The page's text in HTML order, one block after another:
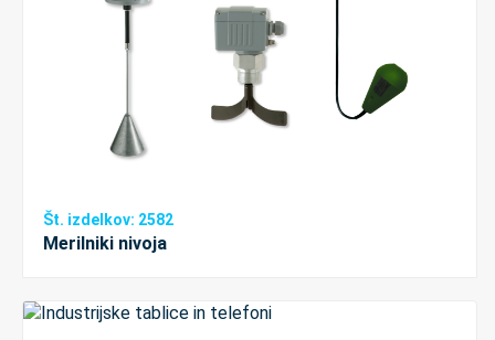
Št. izdelkov: 2582
Merilniki nivoja